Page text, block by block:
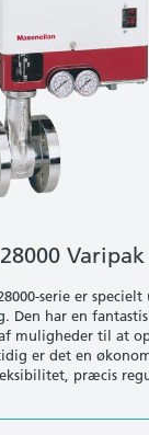
Varipak
serie er
Den har en
muligheder til at
er det en
præcis